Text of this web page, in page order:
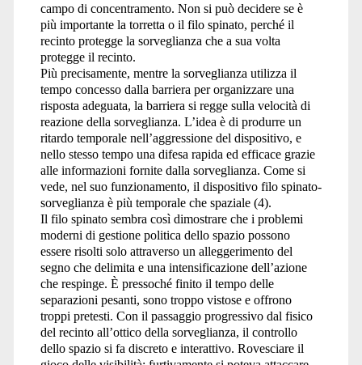
campo di concentramento. Non si può decidere se è
più importante la torretta o il filo spinato, perché il
recinto protegge la sorveglianza che a sua volta
protegge il recinto.
Più precisamente, mentre la sorveglianza utilizza il
tempo concesso dalla barriera per organizzare una
risposta adeguata, la barriera si regge sulla velocità di
reazione della sorveglianza. L’idea è di produrre un
ritardo temporale nell’aggressione del dispositivo, e
nello stesso tempo una difesa rapida ed efficace grazie
alle informazioni fornite dalla sorveglianza. Come si
vede, nel suo funzionamento, il dispositivo filo spinato-
sorveglianza è più temporale che spaziale (4).
Il filo spinato sembra così dimostrare che i problemi
moderni di gestione politica dello spazio possono
essere risolti solo attraverso un alleggerimento del
segno che delimita e una intensificazione dell’azione
che respinge. È pressoché finito il tempo delle
separazioni pesanti, sono troppo vistose e offrono
troppi pretesti. Con il passaggio progressivo dal fisico
del recinto all’ottico della sorveglianza, il controllo
dello spazio si fa discreto e interattivo. Rovesciare il